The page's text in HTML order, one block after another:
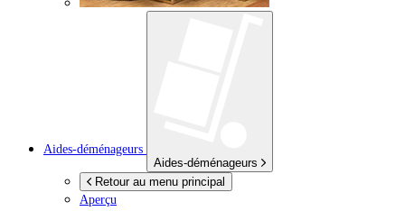
Aides-déménageurs
Aides-déménageurs
Retour au menu principal
Aperçu